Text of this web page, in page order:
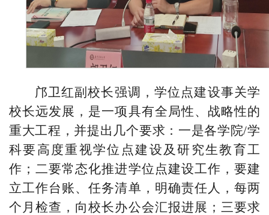
邝卫红副校长强调，学位点建设事关学
校长远发展，是一项具有全局性、战略性的
重大工程，并提出几个要求：一是各学院/学
科要高度重视学位点建设及研究生教育工
作；二要常态化推进学位点建设工作，要建
立工作台账、任务清单，明确责任人，每两
个月检查，向校长办公会汇报进展；三要求